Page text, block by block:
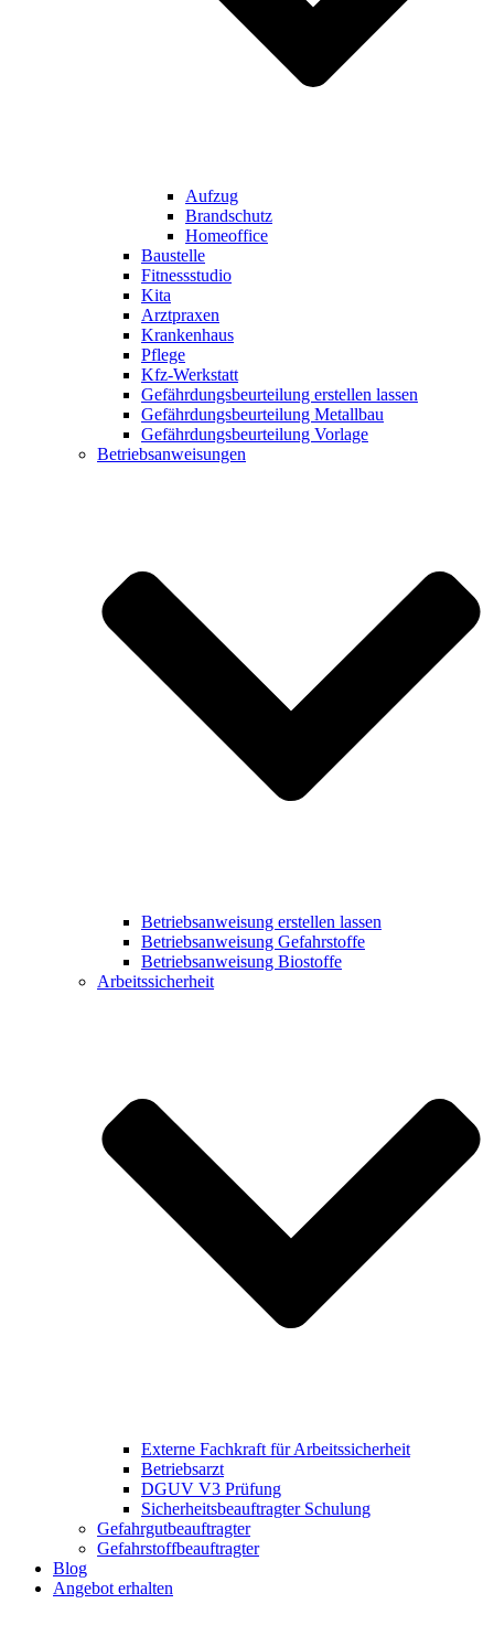
Aufzug
Brandschutz
Homeoffice
Baustelle
Fitnessstudio
Kita
Arztpraxen
Krankenhaus
Pflege
Kfz-Werkstatt
Gefährdungsbeurteilung erstellen lassen
Gefährdungsbeurteilung Metallbau
Gefährdungsbeurteilung Vorlage
Betriebsanweisungen
Betriebsanweisung erstellen lassen
Betriebsanweisung Gefahrstoffe
Betriebsanweisung Biostoffe
Arbeitssicherheit
Externe Fachkraft für Arbeitssicherheit
Betriebsarzt
DGUV V3 Prüfung
Sicherheitsbeauftragter Schulung
Gefahrgutbeauftragter
Gefahrstoffbeauftragter
Blog
Angebot erhalten